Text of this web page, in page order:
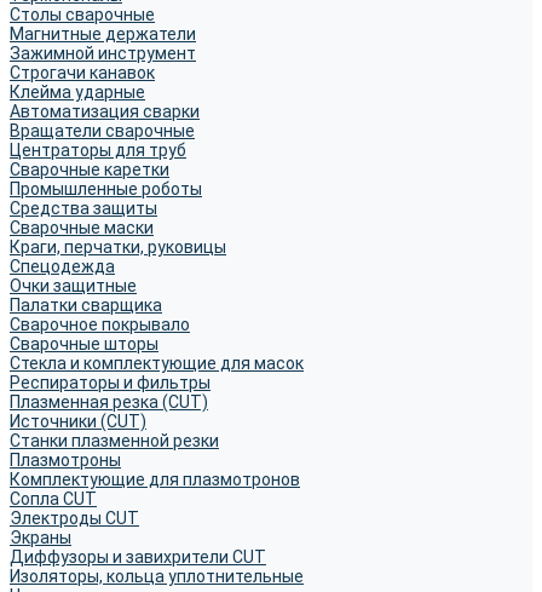
Столы сварочные
Магнитные держатели
Зажимной инструмент
Строгачи канавок
Клейма ударные
Автоматизация сварки
Вращатели сварочные
Центраторы для труб
Сварочные каретки
Промышленные роботы
Средства защиты
Сварочные маски
Краги, перчатки, руковицы
Спецодежда
Очки защитные
Палатки сварщика
Сварочное покрывало
Сварочные шторы
Стекла и комплектующие для масок
Респираторы и фильтры
Плазменная резка (CUT)
Источники (CUT)
Станки плазменной резки
Плазмотроны
Комплектующие для плазмотронов
Сопла CUT
Электроды CUT
Экраны
Диффузоры и завихрители CUT
Изоляторы, кольца уплотнительные